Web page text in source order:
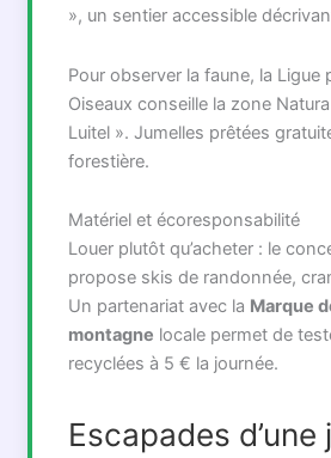
», un sentier accessible
Pour observer la faune, la Ligue
Oiseaux conseille la zone
Luitel ». Jumelles prêtées
forestière.
Matériel et écoresponsabilité
Louer plutôt qu’acheter : le
propose skis de randonnée,
Un partenariat avec la Marque
montagne locale permet de
recyclées à 5 € la journée.
Escapades d’une